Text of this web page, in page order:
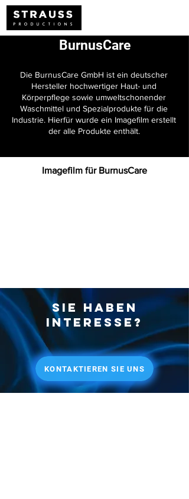
BurnusCare
Die BurnusCare GmbH ist ein deutscher
Hersteller hochwertiger Haut- und
Körperpflege sowie umweltschonender
Waschmittel und Spezialprodukte für die
Industrie. Hierfür wurde ein Imagefilm erstellt
der alle Produkte enthält.
Imagefilm für BurnusCare
Sie haben
interesse?
KONTAKTIEREN SIE UNS